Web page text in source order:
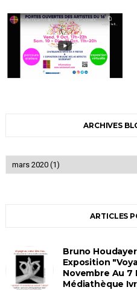
ARCHIVES
ARTICLES
Bruno
Exposition
Novembre Au 7
Médiathèque